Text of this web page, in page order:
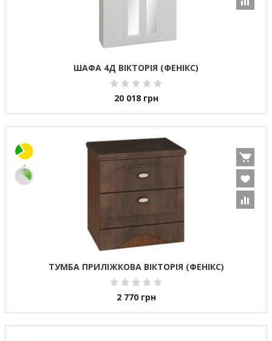
ШАФА 4Д ВІКТОРІЯ (ФЕНІКС)
20 018 грн
ТУМБА ПРИЛІЖКОВА ВІКТОРІЯ (ФЕНІКС)
2 770 грн